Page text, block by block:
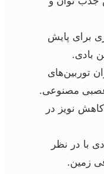
برای پایش
بادی.
توربین‌های
عصبی مصنوعی.
نویز در
با در نظر